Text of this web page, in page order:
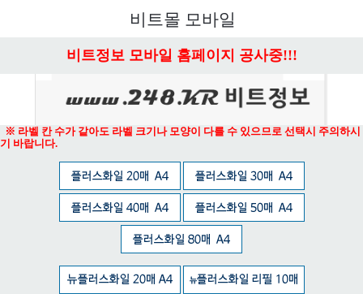
비트몰 모바일
비트정보 모바일 홈페이지 공사중!!!
※ 라벨 칸 수가 같아도 라벨 크기나 모양이 다를 수 있으므로 선택시 주의하시
기 바랍니다.